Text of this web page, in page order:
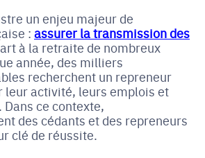
un enjeu majeur de
: assurer la transmission des
à la retraite de nombreux
année, des milliers
recherchent un repreneur
leur activité, leurs emplois et
ce contexte,
des cédants et des repreneurs
clé de réussite.